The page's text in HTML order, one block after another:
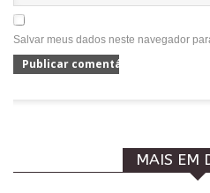
Salvar meus dados neste navegador
MAIS EM